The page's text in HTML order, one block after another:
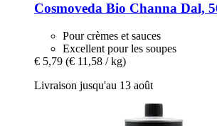
Cosmoveda Bio Channa Dal,
Pour crèmes et sauces
Excellent pour les soupes
€ 5,79 (€ 11,58 / kg)
Livraison jusqu'au 13 août